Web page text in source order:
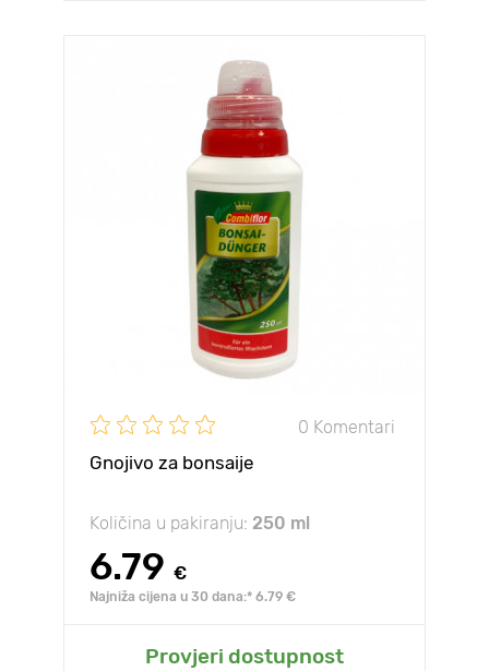
0 Komentari
Gnojivo za bonsaije
Količina u pakiranju: 250 ml
6.79 €
Najniža cijena u 30 dana:* 6.79 €
Provjeri dostupnost